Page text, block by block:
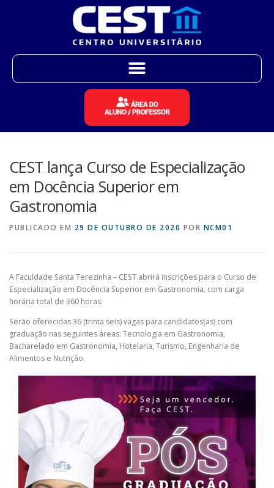
CEST lança Curso de Especialização
em Docência Superior em
Gastronomia
PUBLICADO EM 29 DE OUTUBRO DE 2020 POR NCM01
A Faculdade Santa Terezinha – CEST abrirá inscrições para o Curso de
Especialização em Docência Superior em Gastronomia, com carga
horária total de 360 horas.
Serão oferecidas 36 (trinta seis) vagas para candidatos(as) com
graduação nas seguintes áreas: Tecnologia em Gastronomia,
Bacharelado em Gastronomia, Hotelaria, Turismo, Engenharia de
Alimentos e Nutrição.